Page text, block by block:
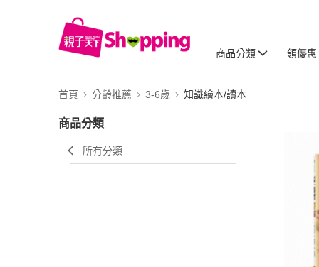
商品分類 領優惠
首頁 分齡推薦 3-6歲 知識繪本/讀本
商品分類
所有分類